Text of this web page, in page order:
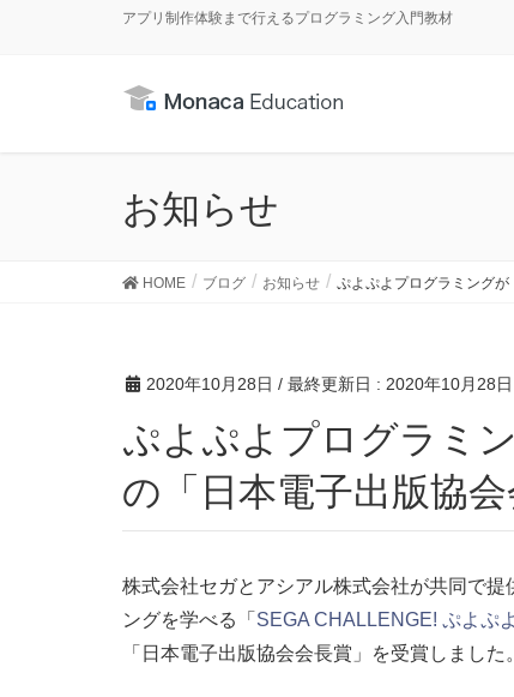
アプリ制作体験まで行えるプログラミング入門教材
お知らせ
HOME ブログ お知らせ ぷよぷよプログラミング
2020年10月28日 / 最終更新日 : 2020年10月28日
ぷよぷよプログラミングが『日本e-Learning大賞』
の「日本電子出版協
株式会社セガとアシアル株式会社が共同で
ングを学べる「 SEGA CHALLENGE! ぷよぷ
「日本電子出版協会会長賞」を受賞しました。